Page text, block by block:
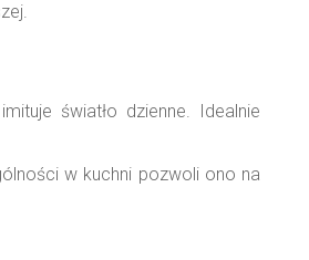
światło dzienne. Idealnie
w kuchni pozwoli ono na